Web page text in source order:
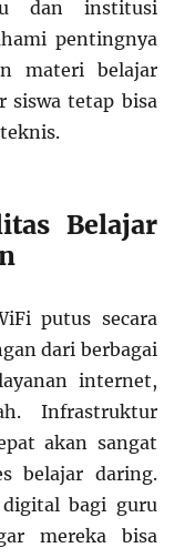
dan institusi
pentingnya
materi belajar
siswa tetap bisa
Belajar
putus secara
dari berbagai
internet,
Infrastruktur
akan sangat
belajar daring.
bagi guru
mereka bisa